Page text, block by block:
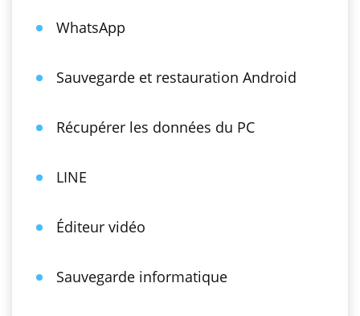
WhatsApp
Sauvegarde et restauration Android
Récupérer les données du PC
LINE
Éditeur vidéo
Sauvegarde informatique